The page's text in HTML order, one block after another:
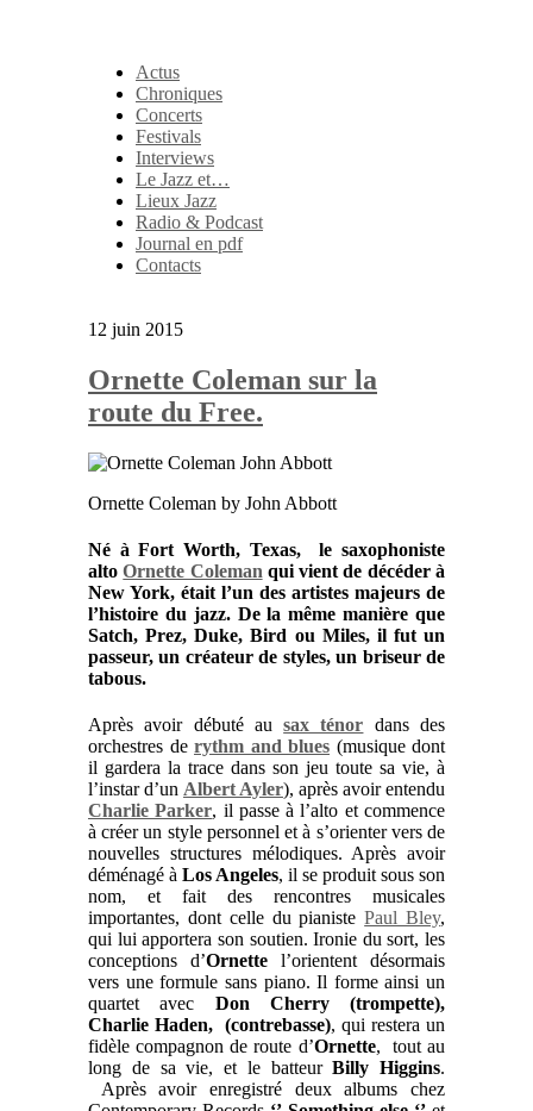
Actus
Chroniques
Concerts
Festivals
Interviews
Le Jazz et…
Lieux Jazz
Radio & Podcast
Journal en pdf
Contacts
12 juin 2015
Ornette Coleman sur la
route du Free.
Ornette Coleman by John Abbott
Né àFort Worth, Texas,le saxophoniste
altoOrnette Coleman qui vient de décéder à
New York, était l’un des artistes majeurs de
l’histoire du jazz. De la même manière que
Satch, Prez, Duke, Bird ou Miles, il fut un
passeur, un créateur de styles, un briseur de
tabous.
Après avoir débuté ausax ténor dans des
orchestres de rythm and blues (musique dont
il gardera la trace dans son jeu toute sa vie, à
l’instar d’un Albert Ayler), après avoir entendu
Charlie Parker, il passe à l’alto et commence
à créer un style personnel et à s’orienter vers de
nouvelles structures mélodiques. Après avoir
déménagé à Los Angeles, il se produit sous son
nom, et fait des rencontres musicales
importantes, dont celle du pianistePaul Bley,
qui lui apportera son soutien. Ironie du sort, les
conceptions d’Ornette l’orientent désormais
vers une formule sans piano. Il forme ainsi un
quartet avec Don Cherry (trompette),
Charlie Haden, (contrebasse), qui restera un
fidèle compagnon de route d’Ornette, tout au
long de sa vie, et le batteurBilly Higgins.
Après avoir enregistré deux albums chez